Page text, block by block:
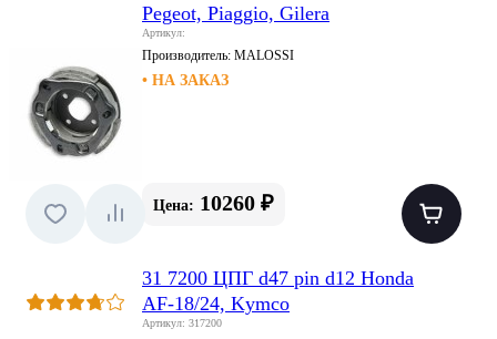
Pegeot, Piaggio, Gilera
Артикул:
Производитель: MALOSSI
• НА ЗАКАЗ
Цена: 10260 ₽
31 7200 ЦПГ d47 pin d12 Honda
AF-18/24, Kymco
Артикул: 317200